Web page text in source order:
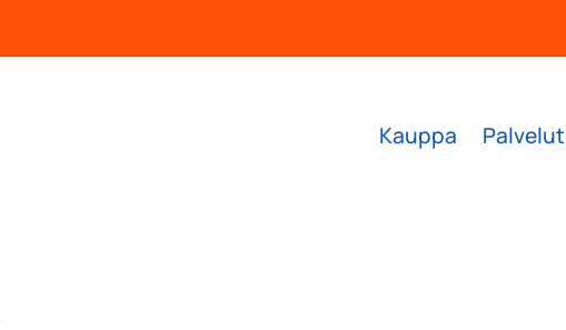
Kauppa Palvelut